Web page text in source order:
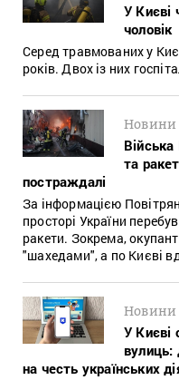
У Києві
чоловік
Серед травмованих у
років. Двох із них
Новини
та
постраждалі
За інформацією
просторі України
ракети. Зокрема,
"шахедами", а по Києві
Новини
У Києві
вулиць:
на честь українських